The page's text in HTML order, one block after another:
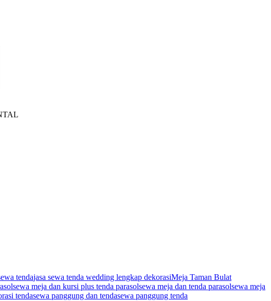
tendajasa sewa tenda wedding lengkap dekorasiMeja Taman Bulat
sewa meja dan kursi plus tenda parasolsewa meja dan tenda parasolsewa meja
tendasewa panggung dan tendasewa panggung tenda